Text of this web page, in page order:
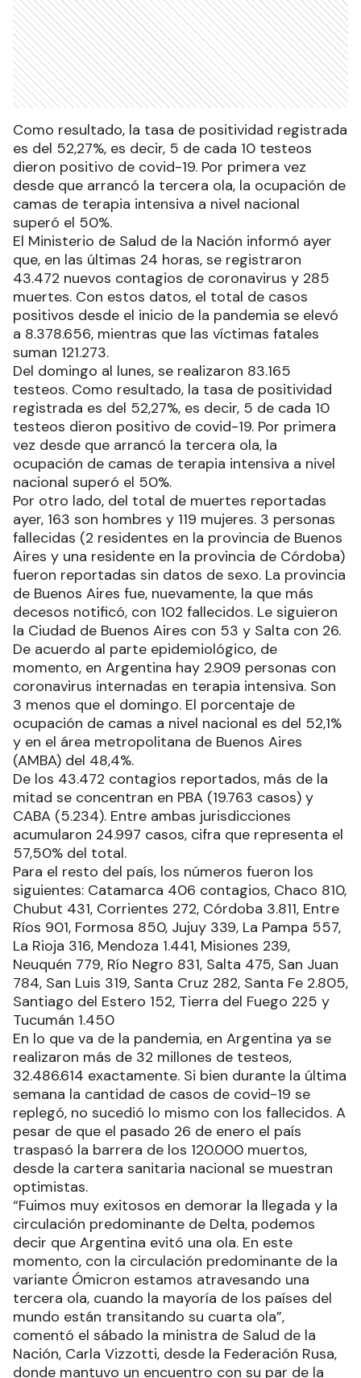
Como resultado, la tasa de positividad registrada
es del 52,27%, es decir, 5 de cada 10 testeos
dieron positivo de covid-19. Por primera vez
desde que arrancó la tercera ola, la ocupación de
camas de terapia intensiva a nivel nacional
superó el 50%.
El Ministerio de Salud de la Nación informó ayer
que, en las últimas 24 horas, se registraron
43.472 nuevos contagios de coronavirus y 285
muertes. Con estos datos, el total de casos
positivos desde el inicio de la pandemia se elevó
a 8.378.656, mientras que las víctimas fatales
suman 121.273.
Del domingo al lunes, se realizaron 83.165
testeos. Como resultado, la tasa de positividad
registrada es del 52,27%, es decir, 5 de cada 10
testeos dieron positivo de covid-19. Por primera
vez desde que arrancó la tercera ola, la
ocupación de camas de terapia intensiva a nivel
nacional superó el 50%.
Por otro lado, del total de muertes reportadas
ayer, 163 son hombres y 119 mujeres. 3 personas
fallecidas (2 residentes en la provincia de Buenos
Aires y una residente en la provincia de Córdoba)
fueron reportadas sin datos de sexo. La provincia
de Buenos Aires fue, nuevamente, la que más
decesos notificó, con 102 fallecidos. Le siguieron
la Ciudad de Buenos Aires con 53 y Salta con 26.
De acuerdo al parte epidemiológico, de
momento, en Argentina hay 2.909 personas con
coronavirus internadas en terapia intensiva. Son
3 menos que el domingo. El porcentaje de
ocupación de camas a nivel nacional es del 52,1%
y en el área metropolitana de Buenos Aires
(AMBA) del 48,4%.
De los 43.472 contagios reportados, más de la
mitad se concentran en PBA (19.763 casos) y
CABA (5.234). Entre ambas jurisdicciones
acumularon 24.997 casos, cifra que representa el
57,50% del total.
Para el resto del país, los números fueron los
siguientes: Catamarca 406 contagios, Chaco 810,
Chubut 431, Corrientes 272, Córdoba 3.811, Entre
Ríos 901, Formosa 850, Jujuy 339, La Pampa 557,
La Rioja 316, Mendoza 1.441, Misiones 239,
Neuquén 779, Río Negro 831, Salta 475, San Juan
784, San Luis 319, Santa Cruz 282, Santa Fe 2.805,
Santiago del Estero 152, Tierra del Fuego 225 y
Tucumán 1.450
En lo que va de la pandemia, en Argentina ya se
realizaron más de 32 millones de testeos,
32.486.614 exactamente. Si bien durante la última
semana la cantidad de casos de covid-19 se
replegó, no sucedió lo mismo con los fallecidos. A
pesar de que el pasado 26 de enero el país
traspasó la barrera de los 120.000 muertos,
desde la cartera sanitaria nacional se muestran
optimistas.
“Fuimos muy exitosos en demorar la llegada y la
circulación predominante de Delta, podemos
decir que Argentina evitó una ola. En este
momento, con la circulación predominante de la
variante Ómicron estamos atravesando una
tercera ola, cuando la mayoría de los países del
mundo están transitando su cuarta ola”,
comentó el sábado la ministra de Salud de la
Nación, Carla Vizzotti, desde la Federación Rusa,
donde mantuvo un encuentro con su par de la